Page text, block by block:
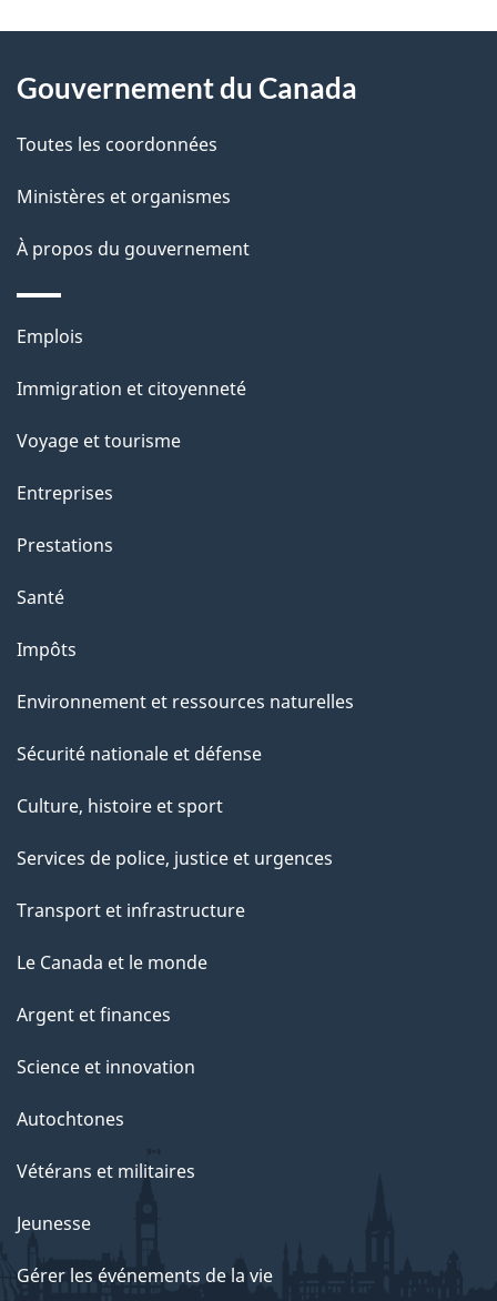
l
s
l
a
p
a
g
e
o
t
e
r
é
t
r
a
c
i
o
s
u
c
e
t
e
a
g
propos
de
ce
site
Gouvernement du Canada
Toutes les coordonnées
Ministères et organismes
À propos du gouvernement
Thèmes
sujets
Emplois
Immigration et citoyenneté
Voyage et tourisme
Entreprises
Prestations
Santé
Impôts
Environnement et ressources naturelles
Sécurité nationale et défense
Culture, histoire et sport
Services de police, justice et urgences
Transport et infrastructure
Le Canada et le monde
Argent et finances
Science et innovation
Autochtones
Vétérans et militaires
Jeunesse
Gérer les événements de la vie